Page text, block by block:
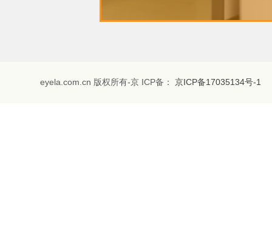
eyela.com.cn 版权所有-京 ICP备： 京ICP备17035134号-1